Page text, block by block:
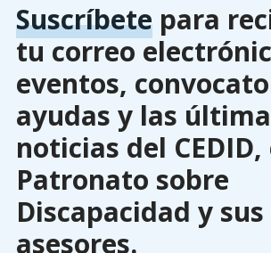
Suscríbetepara
tu correo
eventos,
ayudas y las
noticias del CEDID,
Patronato sobre
Discapacidad y
asesores.